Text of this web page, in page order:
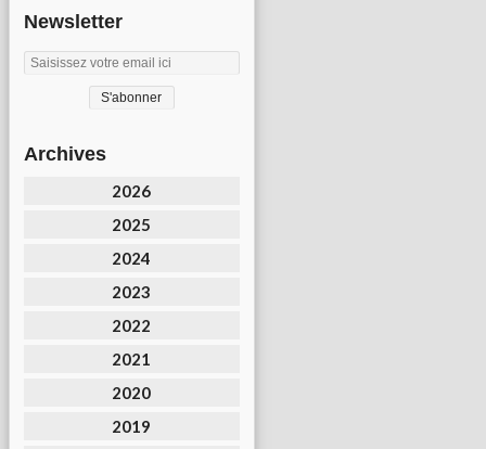
Newsletter
Archives
2026
2025
2024
2023
2022
2021
2020
2019